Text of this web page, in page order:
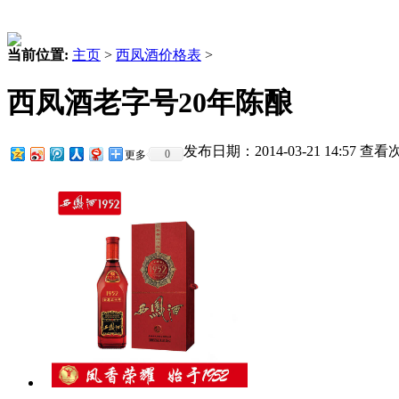
当前位置: 主页 > 西凤酒价格表 >
西凤酒老字号20年陈酿
发布日期：2014-03-21 14:57 查看
更多 0